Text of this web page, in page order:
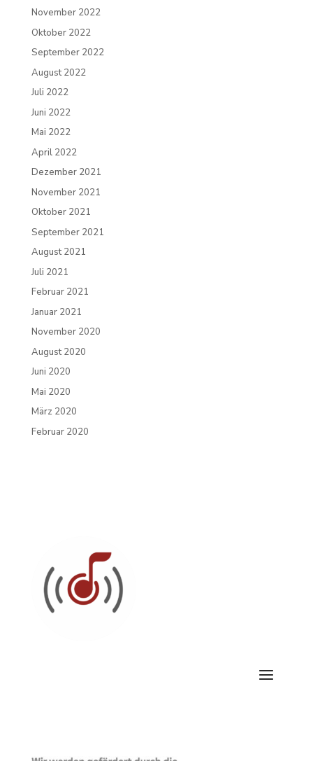
November 2022
Oktober 2022
September 2022
August 2022
Juli 2022
Juni 2022
Mai 2022
April 2022
Dezember 2021
November 2021
Oktober 2021
September 2021
August 2021
Juli 2021
Februar 2021
Januar 2021
November 2020
August 2020
Juni 2020
Mai 2020
März 2020
Februar 2020